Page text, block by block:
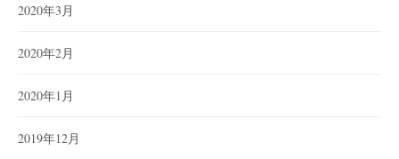
2020年3月
2020年2月
2020年1月
2019年12月